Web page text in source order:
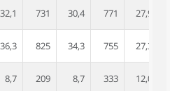
32,1 731 30,4 771 27,9
36,3 825 34,3 755 27,3
8,7 209 8,7 333 12,0